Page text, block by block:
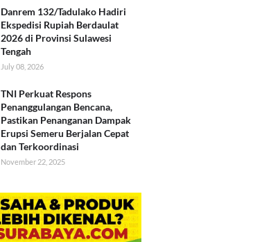
Danrem 132/Tadulako Hadiri
Ekspedisi Rupiah Berdaulat
2026 di Provinsi Sulawesi
Tengah
July 08, 2026
TNI Perkuat Respons
Penanggulangan Bencana,
Pastikan Penanganan Dampak
Erupsi Semeru Berjalan Cepat
dan Terkoordinasi
November 22, 2025